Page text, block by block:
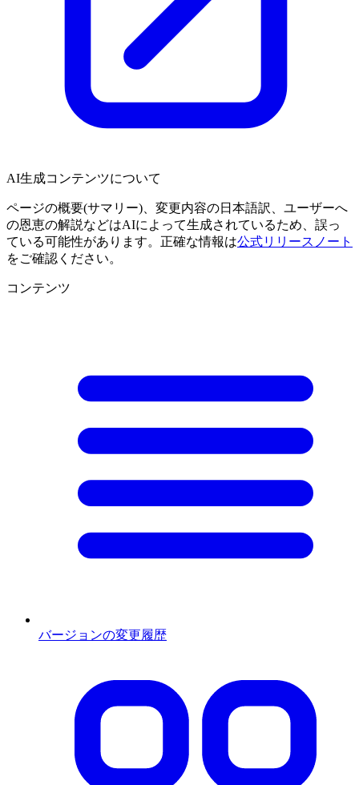
AI生成コンテンツについて
ページの概要(サマリー)、変更内容の日本語訳、ユーザーへ
の恩恵の解説などはAIによって生成されているため、誤っ
ている可能性があります。正確な情報は公式リリースノート
をご確認ください。
コンテンツ
バージョンの変更履歴